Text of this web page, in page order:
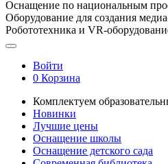
Оснащение по национальным
Оборудование для создания
Робототехника и VR-
Войти
0 Корзина
Комплектуем
Новинки
Лучшие цены
Оснащение школы
Оснащение детского сада